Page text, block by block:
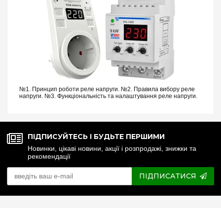
№1. Принцип роботи реле напруги. №2. Правила вибору реле
напруги. №3. Функціональність та налаштування реле напруги.
ПІДПИСУЙТЕСЬ І БУДЬТЕ ПЕРШИМИ
Новинки, цікаві новини, акції і розпродажі, знижки та
рекомендації
ПІДПИСАТИСЯ